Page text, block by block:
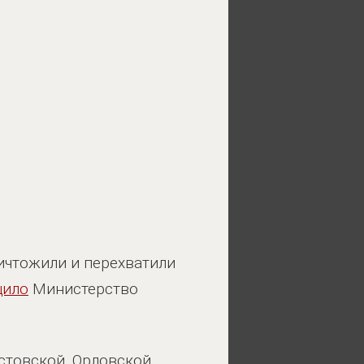
и перехватили
Министерство
Орловской,